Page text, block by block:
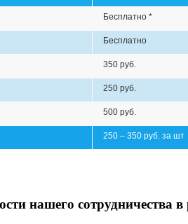
Бесплатно *
Бесплатно
350 руб.
250 руб.
500 руб.
250 – 350 руб. за шт
нашего сотрудничества в